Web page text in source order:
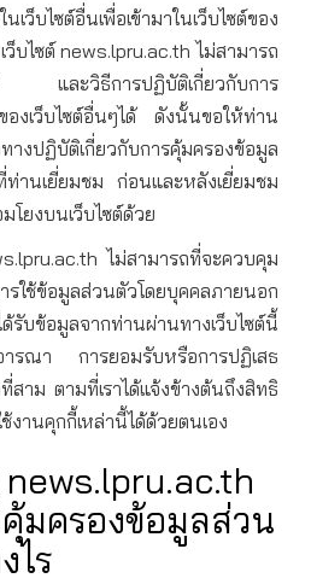
ว็บไซต์อื่นเพื่อเข้ามาในเว็บไซต์ของ
เว็บไซต์ news.lpru.ac.th ไม่สามารถ
ย และวิธีการปฏิบัติเกี่ยวกับการ
องเว็บไซต์อื่นๆได้ ดังนั้นขอให้ท่าน
งปฏิบัติเกี่ยวกับการคุ้มครองข้อมูล
านเยี่ยมชม ก่อนและหลังเยี่ยมชม
มโยงบนเว็บไซต์ด้วย
ไม่สามารถที่จะควบคุม
ใช้ข้อมูลส่วนตัวโดยบุคคลภายนอก
บข้อมูลจากท่านผ่านทางเว็บไซต์นี้
ารณา การยอมรับหรือการปฏิเสธ
สาม ตามที่เราได้แจ้งข้างต้นถึงสิทธิ
งานคุกกี้เหล่านี้ได้ด้วยตนเอง
มครองข้อมูลส่วน
ไร